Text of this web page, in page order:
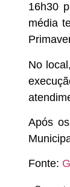
16h30
média
No
Após
Fonte: